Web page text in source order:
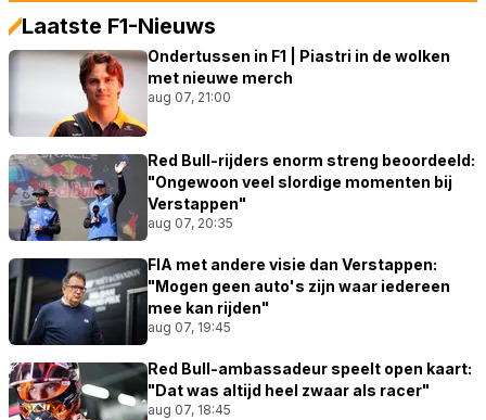
Laatste F1-Nieuws
Ondertussen in F1 | Piastri in de wolken
met nieuwe merch
aug 07, 21:00
Red Bull-rijders enorm streng beoordeeld:
"Ongewoon veel slordige momenten bij
Verstappen"
aug 07, 20:35
FIA met andere visie dan Verstappen:
"Mogen geen auto's zijn waar iedereen
mee kan rijden"
aug 07, 19:45
Red Bull-ambassadeur speelt open kaart:
"Dat was altijd heel zwaar als racer"
aug 07, 18:45